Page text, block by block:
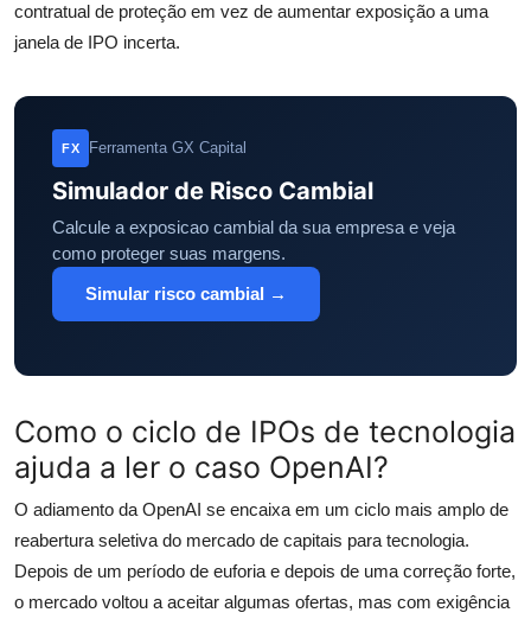
contratual de proteção em vez de aumentar exposição a uma
janela de IPO incerta.
FX Ferramenta GX Capital
Simulador de Risco Cambial
Calcule a exposicao cambial da sua empresa e veja
como proteger suas margens.
Simular risco cambial →
Como o ciclo de IPOs de tecnologia
ajuda a ler o caso OpenAI?
O adiamento da OpenAI se encaixa em um ciclo mais amplo de
reabertura seletiva do mercado de capitais para tecnologia.
Depois de um período de euforia e depois de uma correção forte,
o mercado voltou a aceitar algumas ofertas, mas com exigência